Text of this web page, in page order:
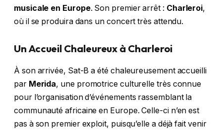
musicale en Europe. Son premier arrêt : Charleroi,
où il se produira dans un concert très attendu.
Un Accueil Chaleureux à Charleroi
À son arrivée, Sat-B a été chaleureusement accueilli
par Merida, une promotrice culturelle très connue
pour l’organisation d’événements rassemblant la
communauté africaine en Europe. Celle-ci n’en est
pas à son premier exploit, puisqu’elle a déjà fait venir